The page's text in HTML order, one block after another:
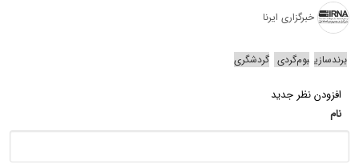
خبرگزاری ایرنا
برندسازی بوم‌گردی گردشگری
افزودن نظر جدید
نام